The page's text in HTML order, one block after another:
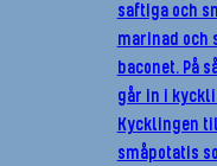
saftiga och
marinad och
baconet. På
går in i
Kycklingen
småpotatis